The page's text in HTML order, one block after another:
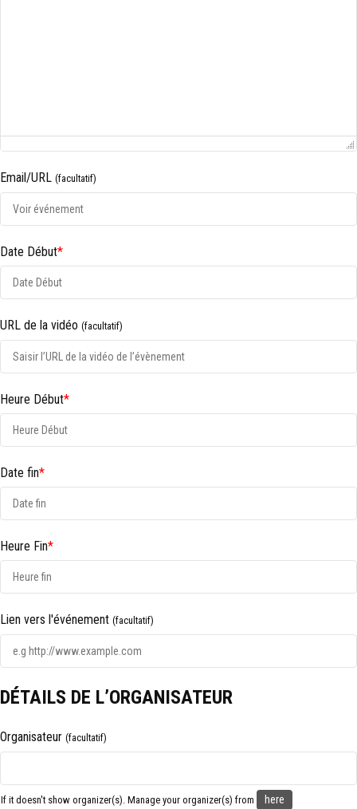
Email/URL (facultatif)
Date Début*
URL de la vidéo (facultatif)
Heure Début*
Date fin*
Heure Fin*
Lien vers l'événement (facultatif)
DÉTAILS DE L’ORGANISATEUR
Organisateur (facultatif)
If it doesn't show organizer(s). Manage your organizer(s) from here